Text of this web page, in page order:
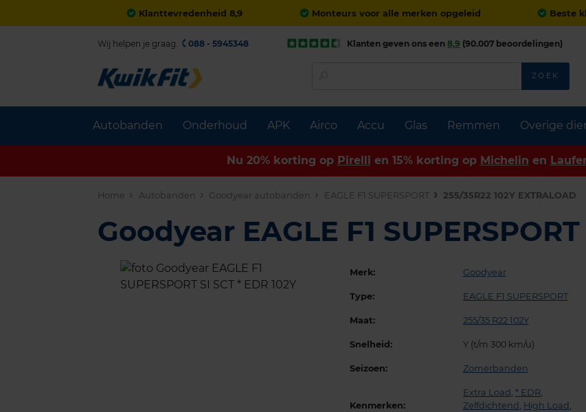
Klanttevredenheid 8,9 Monteurs voor alle merken opgeleid Beste
Autobanden Onderhoud APK Airco Accu Glas Remmen Overige
Wij helpen je graag. 088 - 5945348 Klanten geven ons een 8,9 (90.007 beoordelingen)
ZOEK
Nu 20% korting op Pirelli en 15% korting op Michelin en
Home Autobanden Goodyear autobanden EAGLE F1 SUPERSPORT 255/35R22 102Y EXTRALOAD
Goodyear EAGLE F1 SUPERSPORT
Merk: Goodyear
Type: EAGLE F1 SUPERSPORT
Maat: 255/35 R22 102Y
Snelheid: Y (t/m 300 km/u)
Seizoen: Zomerbanden
Kenmerken:
Extra Load , * EDR,
Zelfdichtend , High Load ,